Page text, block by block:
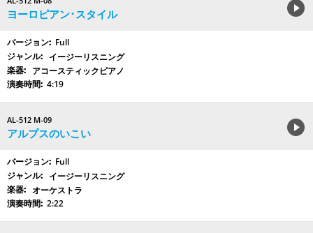
ヨーロピアン･スタイル
Full
イージーリスニング
アコースティックピアノ
4:19
AL-512 M-09
アルプスのいこい
Full
イージーリスニング
オーケストラ
2:22